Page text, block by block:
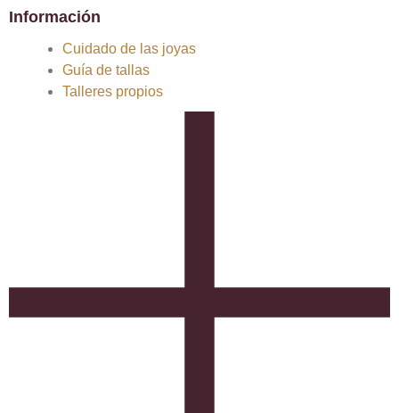
Información
Cuidado de las joyas
Guía de tallas
Talleres propios